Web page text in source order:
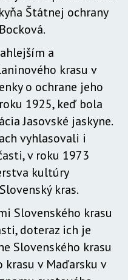
Štátnej ochrany
a
krasu v
o ochrane jeho
1925, keď bola
Jasovské jaskyne.
vyhlasovali i
v roku 1973
kultúry
kras.
Slovenského krasu
doteraz ich je
Slovenského krasu
v Maďarsku v